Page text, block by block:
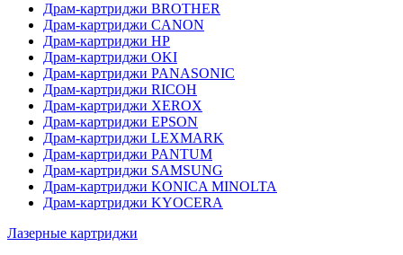
Драм-картриджи BROTHER
Драм-картриджи CANON
Драм-картриджи HP
Драм-картриджи OKI
Драм-картриджи PANASONIC
Драм-картриджи RICOH
Драм-картриджи XEROX
Драм-картриджи EPSON
Драм-картриджи LEXMARK
Драм-картриджи PANTUM
Драм-картриджи SAMSUNG
Драм-картриджи KONICA MINOLTA
Драм-картриджи KYOCERA
Лазерные картриджи